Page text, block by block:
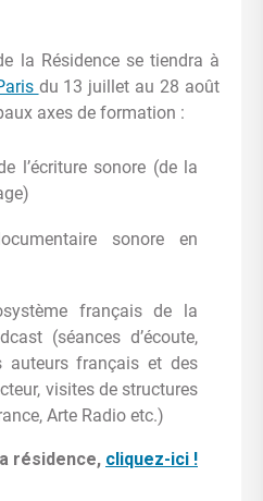
la Résidence se tiendra à
du 13 juillet au 28 août
axes de formation :
l’écriture sonore (de la
sonore en
français de la
(séances d’écoute,
auteurs français et des
visites de structures
Arte Radio etc.)
résidence, cliquez-ici !